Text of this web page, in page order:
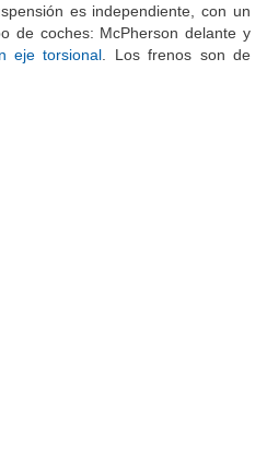
es independiente, con un
de coches: McPherson delante y
eje torsional . Los frenos son de